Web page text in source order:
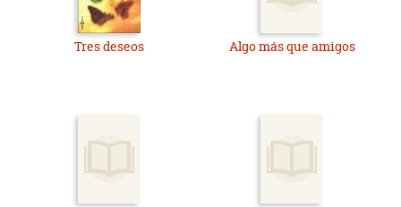
Tres deseos Algo más que amigos